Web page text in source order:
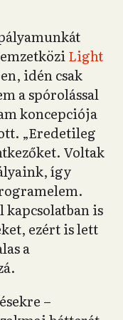
Light
idén csak
a spórolással
koncepciója
„Eredetileg
Voltak
így
kapcsolatban is
ezért is lett
a
–